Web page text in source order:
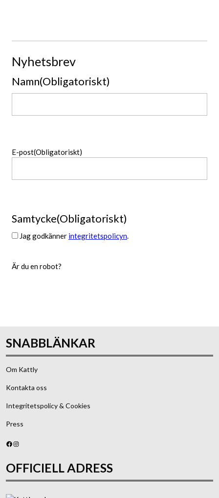
Nyhetsbrev
Namn(Obligatoriskt)
E-post(Obligatoriskt)
Samtycke(Obligatoriskt)
Jag godkänner integritetspolicyn.
Är du en robot?
SNABBLÄNKAR
Om Kattly
Kontakta oss
Integritetspolicy & Cookies
Press
Facebook
Instagram
OFFICIELL ADRESS